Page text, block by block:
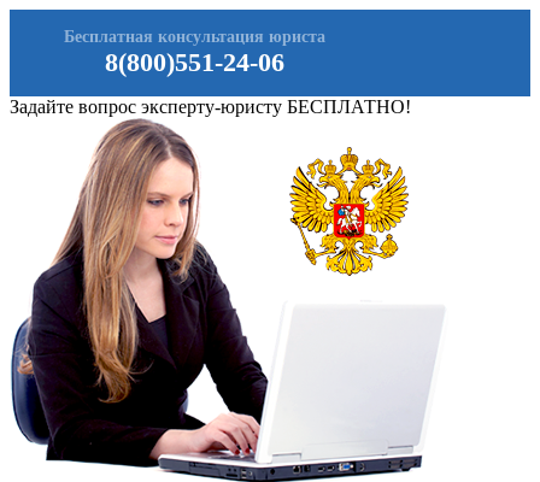
8(800)551-24-06
Бесплатная консультация юриста
Задайте вопрос эксперту-юристу БЕСПЛАТНО!